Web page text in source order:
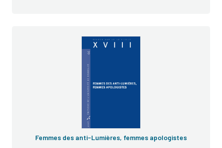
Femmes des anti-Lumières, femmes apologistes